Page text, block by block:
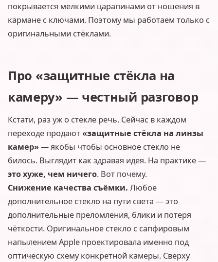
покрывается мелкими царапинами от ношения в
кармане с ключами. Поэтому мы работаем только с
оригинальными стёклами.
Про «защитные стёкла на
камеру» — честный разговор
Кстати, раз уж о стекле речь. Сейчас в каждом
переходе продают«защитные стёкла на линзы
камер»— якобы чтобы основное стекло не
билось. Выглядит как здравая идея. На практике —
это хуже, чем ничего. Вот почему.
Снижение качества съёмки. Любое
дополнительное стекло на пути света — это
дополнительные преломления, блики и потеря
чёткости. Оригинальное стекло с сапфировым
напылением Apple проектировала именно под
оптическую схему конкретной камеры. Сверху